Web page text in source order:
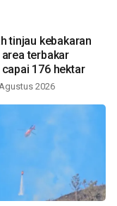
tinjau kebakaran
terbakar
176 hektar
2026